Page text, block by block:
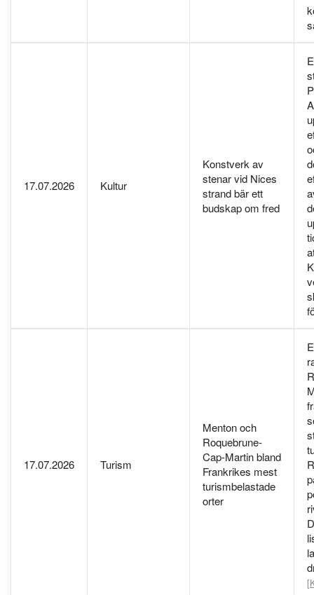
17.07.2026 Kultur
Konstverk av
stenar vid Nices
strand bär ett
budskap om fred
17.07.2026 Turism
Menton och
Roquebrune-
Cap-Martin bland
Frankrikes mest
turismbelastade
orter